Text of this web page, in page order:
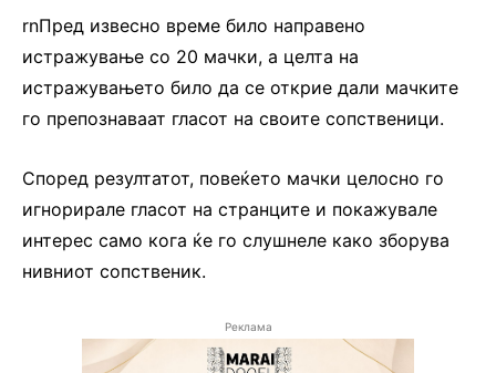
rnПред извесно време било направено
истражување со 20 мачки, а целта на
истражувањето било да се открие дали мачките
го препознаваат гласот на своите сопственици.
Според резултатот, повеќето мачки целосно го
игнорирале гласот на странците и покажувале
интерес само кога ќе го слушнеле како зборува
нивниот сопственик.
Реклама